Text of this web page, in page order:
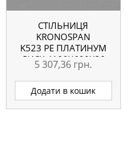
СТІЛЬНИЦЯ
KRONOSPAN
K523 PE ПЛАТИНУМ
ДИСК 4100X600X38
ММ ВОЛОГОСТІЙКА
5 307,36 грн.
Додати в кошик